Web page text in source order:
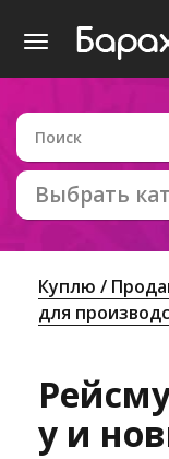
Выбрать
Куплю /
для
у и